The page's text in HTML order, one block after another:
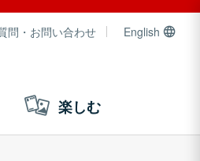
問・お問い合わせ English
楽しむ